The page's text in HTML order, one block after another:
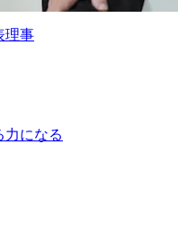
理事
力になる